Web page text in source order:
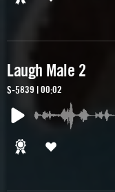
Laugh Male 2
S-5839 | 00:02